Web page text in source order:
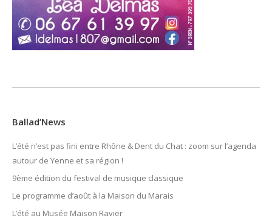
Ballad’News
L’été n’est pas fini entre Rhône & Dent du Chat : zoom sur l’agenda
autour de Yenne et sa région !
9ème édition du festival de musique classique
Le programme d’août à la Maison du Marais
L’été au Musée Maison Ravier